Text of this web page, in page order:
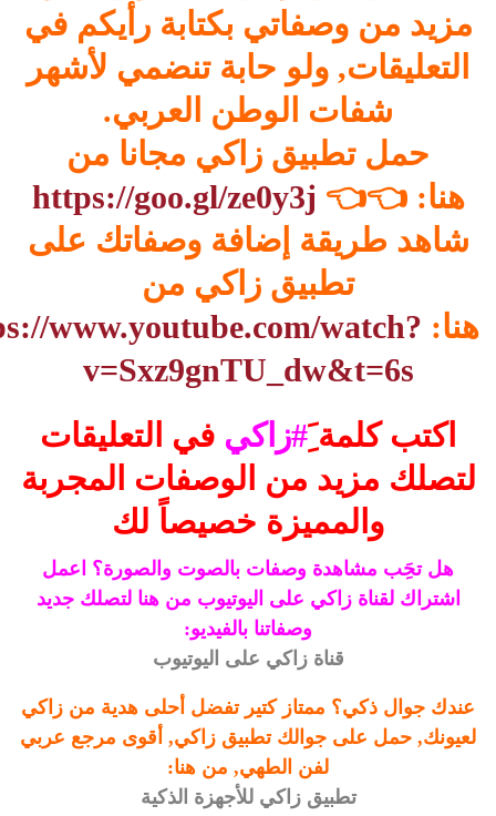
مزيد من وصفاتي بكتابة رأيكم في
التعليقات, ولو حابة تنضمي لأشهر
شفات الوطن العربي.
حمل تطبيق زاكي مجانا من
هنا: 👈👈 https://goo.gl/ze0y3j
شاهد طريقة إضافة وصفاتك على
تطبيق زاكي من
هنا: www.youtube.com/watch?
v=Sxz9gnTU_dw&t=6s
اكتب كلمة َِ#زاكي في التعليقات
لتصلك مزيد من الوصفات المجربة
والمميزة خصيصاً لك
هل تحَِب مشاهدة وصفات بالصوت والصورة؟ اعمل
اشتراك لقناة زاكي على اليوتيوب من هنا لتصلك جديد
وصفاتنا بالفيديو:
قناة زاكي على اليوتيوب
عندك جوال ذكي؟ ممتاز كتير تفضل أحلى هدية من زاكي
لعيونك, حمل على جوالك تطبيق زاكي, أقوى مرجع عربي
لفن الطهي, من هنا:
تطبيق زاكي للأجهزة الذكية